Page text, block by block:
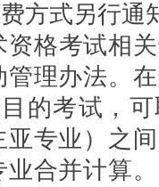
方式另行通
资格考试相
理办法。
的考试，
专业）之
合并计算